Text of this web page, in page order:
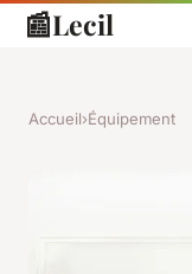
📰Lecil
Accueil›Équipement